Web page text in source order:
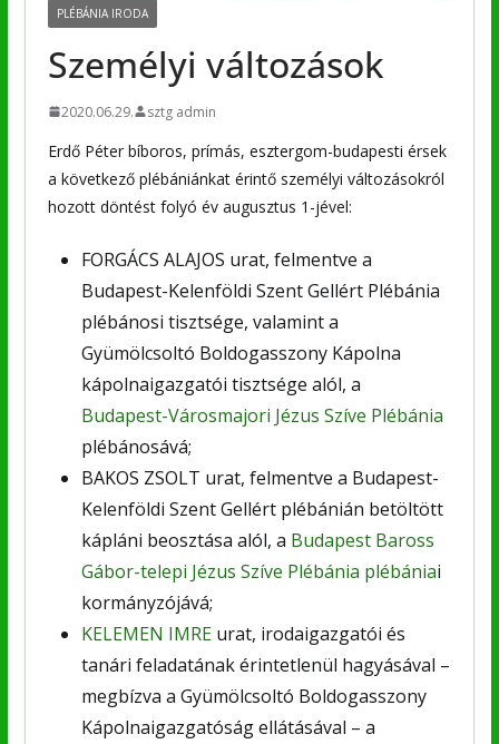
PLÉBÁNIA IRODA
Személyi változások
2020.06.29. sztg admin
Erdő Péter bíboros, prímás, esztergom-budapesti érsek
a következő plébániánkat érintő személyi változásokról
hozott döntést folyó év augusztus 1-jével:
FORGÁCS ALAJOS urat, felmentve a
Budapest-Kelenföldi Szent Gellért Plébánia
plébánosi tisztsége, valamint a
Gyümölcsoltó Boldogasszony Kápolna
kápolnaigazgatói tisztsége alól, a
Budapest-Városmajori Jézus Szíve Plébánia
plébánosává;
BAKOS ZSOLT urat, felmentve a Budapest-
Kelenföldi Szent Gellért plébánián betöltött
kápláni beosztása alól, a Budapest Baross
Gábor-telepi Jézus Szíve Plébánia plébániai
kormányzójává;
KELEMEN IMREurat, irodaigazgatói és
tanári feladatának érintetlenül hagyásával –
megbízva a Gyümölcsoltó Boldogasszony
Kápolnaigazgatóság ellátásával – a